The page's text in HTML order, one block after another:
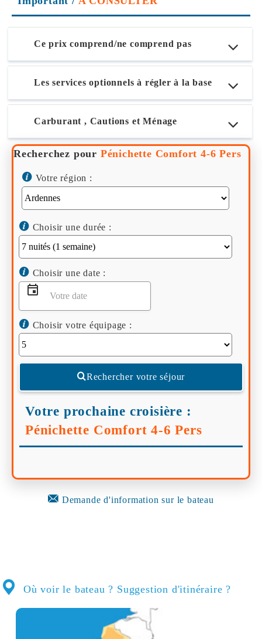
Ce prix comprend/ne comprend pas
Les services optionnels à régler à la base
Carburant , Cautions et Ménage
Recherchez pour Pénichette Comfort 4-6 Pers
Votre région :
Choisir une durée :
Choisir une date :
Choisir votre équipage :
Rechercher votre séjour
Votre prochaine croisière :
Pénichette Comfort 4-6 Pers
Demande d'information sur le bateau
Où voir le bateau ? Suggestion d'itinéraire ?